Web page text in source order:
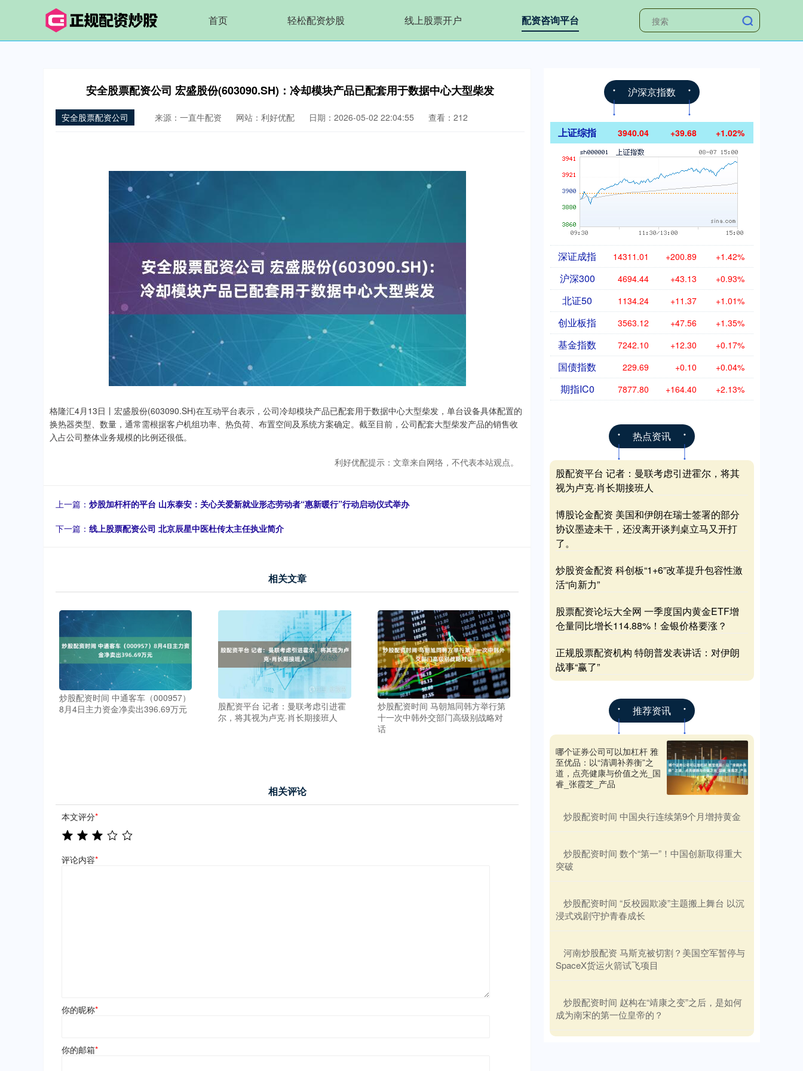
首页 轻松配资炒股 线上股票开户 配资咨询平台
安全股票配资公司 宏盛股份(603090.SH)：冷却模块产品已配套用于数据中心大型柴发
安全股票配资公司 来源：一直牛配资 网站：利好优配 日期：2026-05-02 22:04:55 查看：212
格隆汇4月13日丨宏盛股份(603090.SH)在互动平台表示，公司冷却模块产品已配套用于数据中心大型柴发，单台设备具体配置的
换热器类型、数量，通常需根据客户机组功率、热负荷、布置空间及系统方案确定。截至目前，公司配套大型柴发产品的销售收
入占公司整体业务规模的比例还很低。
利好优配提示：文章来自网络，不代表本站观点。
上一篇： 炒股加杆杆的平台 山东泰安：关心关爱新就业形态劳动者“惠新暖行”行动启动仪式举办
下一篇： 线上股票配资公司 北京辰星中医杜传太主任执业简介
相关文章
炒股配资时间 中通客车（000957）
8月4日主力资金净卖出396.69万元
股配资平台 记者：曼联考虑引进霍
尔，将其视为卢克·肖长期接班人
炒股配资时间 马朝旭同韩方举行第
十一次中韩外交部门高级别战略对
话
相关评论
本文评分*
评论内容*
你的昵称*
你的邮箱*
沪深京指数
上证综指 3940.04 +39.68 +1.02%
深证成指 14311.01 +200.89 +1.42%
沪深300 4694.44 +43.13 +0.93%
北证50 1134.24 +11.37 +1.01%
创业板指 3563.12 +47.56 +1.35%
基金指数 7242.10 +12.30 +0.17%
国债指数 229.69 +0.10 +0.04%
期指IC0 7877.80 +164.40 +2.13%
热点资讯
股配资平台 记者：曼联考虑引进霍尔，将其
视为卢克·肖长期接班人
博股论金配资 美国和伊朗在瑞士签署的部分
协议墨迹未干，还没离开谈判桌立马又开打
了。
炒股资金配资 科创板“1+6”改革提升包容性激
活“向新力”
股票配资论坛大全网 一季度国内黄金ETF增
仓量同比增长114.88%！金银价格要涨？
正规股票配资机构 特朗普发表讲话：对伊朗
战事“赢了”
推荐资讯
哪个证券公司可以加杠杆 雅
至优品：以“清调补养衡”之
道，点亮健康与价值之光_国
睿_张霞芝_产品
​炒股配资时间 中国央行连续第9个月增持黄金
​炒股配资时间 数个“第一”！中国创新取得重大
突破
​炒股配资时间 “反校园欺凌”主题搬上舞台 以沉
浸式戏剧守护青春成长
​河南炒股配资 马斯克被切割？美国空军暂停与
SpaceX货运火箭试飞项目
​炒股配资时间 赵构在“靖康之变”之后，是如何
成为南宋的第一位皇帝的？